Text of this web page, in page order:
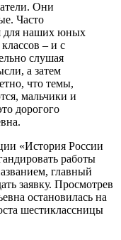
Они
Часто
для наших юных
– и с
слушая
а затем
что темы,
мальчики и
дорогого
«История России
работы
главный
заявку. Просмотрев
остановилась на
шестиклассницы